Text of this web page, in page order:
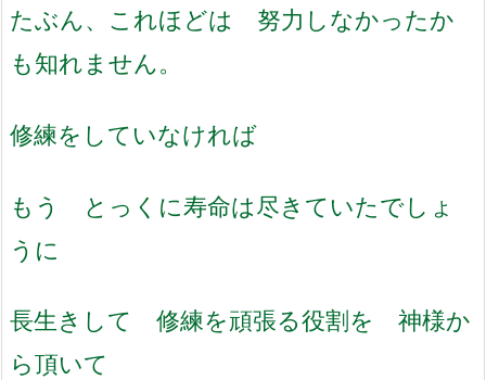
たぶん、これほどは 努力しなかったか
も知れません。
修練をしていなければ
もう とっくに寿命は尽きていたでしょ
うに
長生きして 修練を頑張る役割を 神様か
ら頂いて